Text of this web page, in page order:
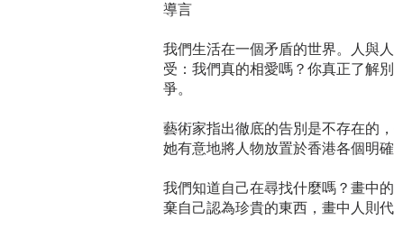
​導言
我們生活在一個矛盾的世界。人與
受：我們真的相愛嗎？你真正了解
爭。
藝術家指出徹底的告別是不存在的
她有意地將人物放置於香港各個明
我們知道自己在尋找什麼嗎？畫中
棄自己認為珍貴的東西，畫中人則